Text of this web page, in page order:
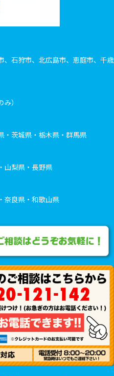
石狩市、北広島市、恵庭市、千歳
）
・茨城県・栃木県・群馬県
山梨県・長野県
奈良県・和歌山県